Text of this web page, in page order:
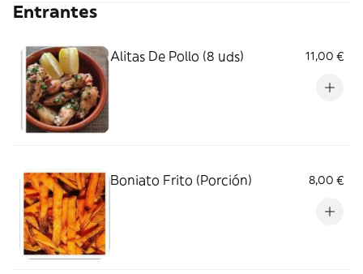
Entrantes
Alitas De Pollo (8 uds) 11,00 €
Boniato Frito (Porción) 8,00 €